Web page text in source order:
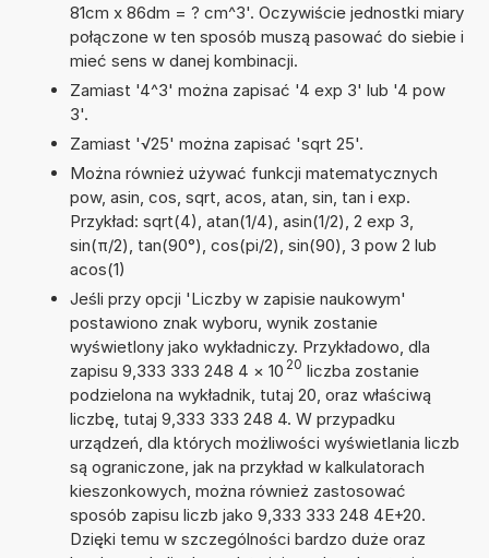
81cm x 86dm = ? cm^3'. Oczywiście jednostki miary
połączone w ten sposób muszą pasować do siebie i
mieć sens w danej kombinacji.
Zamiast '4^3' można zapisać '4 exp 3' lub '4 pow
3'.
Zamiast '√25' można zapisać 'sqrt 25'.
Można również używać funkcji matematycznych
pow, asin, cos, sqrt, acos, atan, sin, tan i exp.
Przykład: sqrt(4), atan(1/4), asin(1/2), 2 exp 3,
sin(π/2), tan(90°), cos(pi/2), sin(90), 3 pow 2 lub
acos(1)
Jeśli przy opcji 'Liczby w zapisie naukowym'
postawiono znak wyboru, wynik zostanie
wyświetlony jako wykładniczy. Przykładowo, dla
zapisu 9,333 333 248 4 × 10 20 liczba zostanie
podzielona na wykładnik, tutaj 20, oraz właściwą
liczbę, tutaj 9,333 333 248 4. W przypadku
urządzeń, dla których możliwości wyświetlania liczb
są ograniczone, jak na przykład w kalkulatorach
kieszonkowych, można również zastosować
sposób zapisu liczb jako 9,333 333 248 4E+20.
Dzięki temu w szczególności bardzo duże oraz